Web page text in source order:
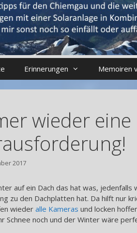
Erinnerungen Memoiren
wieder eine
2017
auf ein Dach das hat was,
zu den Dachplatten hat. Da hilft nur
wieder alle Kameras und locken
Schnee noch und der Winter wäre